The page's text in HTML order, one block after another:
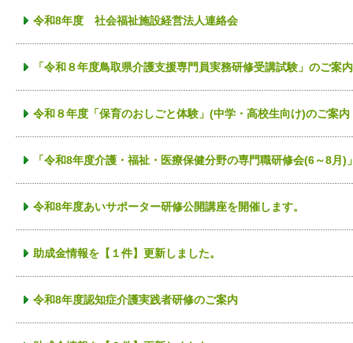
令和8年度 社会福祉施設経営法人連絡会
「令和８年度鳥取県介護支援専門員実務研修受講試験」のご案内
令和８年度「保育のおしごと体験」(中学・高校生向け)のご案内
「令和8年度介護・福祉・医療保健分野の専門職研修会(6～8月)
令和8年度あいサポーター研修公開講座を開催します。
助成金情報を【１件】更新しました。
令和8年度認知症介護実践者研修のご案内